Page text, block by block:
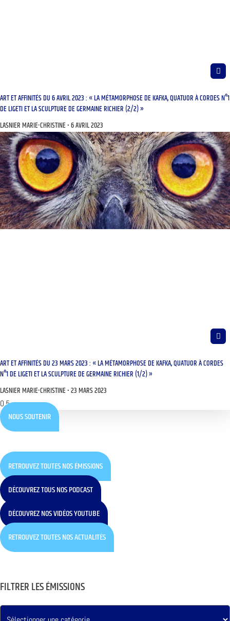
ART ET AFFINITÉS DU 6 AVRIL 2023 : « LA MÉTAMORPHOSE DE KAFKA, QUATUOR À CORDES N°1
DE LIGETI ET LA SCULPTURE DE GERMAINE RICHIER (2/2) »
LASNIER MARIE-CHRISTINE 6 AVRIL 2023
ART ET AFFINITÉS DU 23 MARS 2023 : « LA MÉTAMORPHOSE DE KAFKA, QUATUOR À CORDES
N°1 DE LIGETI ET LA SCULPTURE DE GERMAINE RICHIER (1/2) »
LASNIER MARIE-CHRISTINE 23 MARS 2023
NOUS SOUTENIR
RETROUVEZ TOUTES NOS ÉMISSIONS
DÉCOUVREZ TOUS NOS PODCAST
DÉCOUVREZ NOS VIDÉOS YOUTUBE
RETROUVEZ TOUTES NOS ACTUALITÉS
FILTRER LES ÉMISSIONS